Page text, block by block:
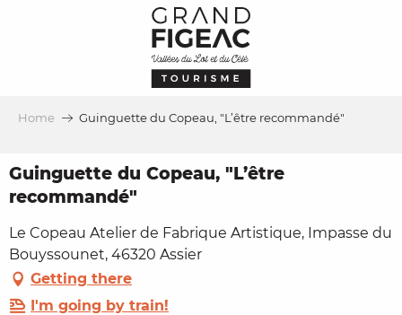
Home Guinguette du Copeau, "L’être recommandé"
Guinguette du Copeau, "L’être
recommandé"
Le Copeau Atelier de Fabrique Artistique, Impasse du
Bouyssounet, 46320 Assier
Getting there
I'm going by train!